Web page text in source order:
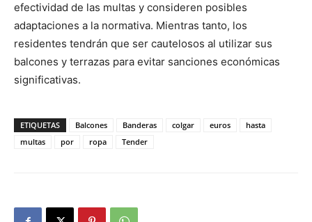
efectividad de las multas y consideren posibles
adaptaciones a la normativa. Mientras tanto, los
residentes tendrán que ser cautelosos al utilizar sus
balcones y terrazas para evitar sanciones económicas
significativas.
ETIQUETAS Balcones Banderas colgar euros
hasta
multas
por ropa Tender